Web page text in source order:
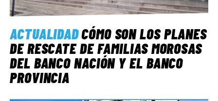
ACTUALIDADCÓMO SON LOS PLANES
DE RESCATE DE FAMILIAS MOROSAS
DEL BANCO NACIÓN Y EL BANCO
PROVINCIA